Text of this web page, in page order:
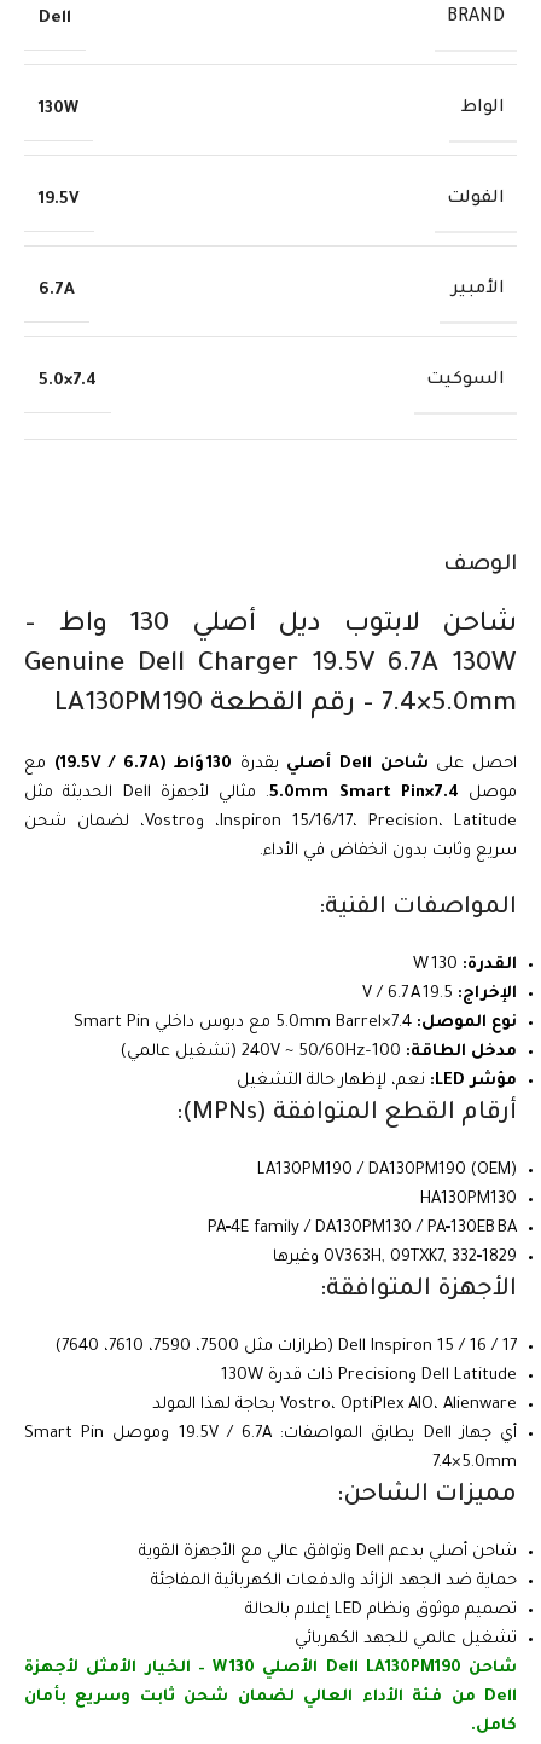
الوصف
شاحن لابتوب ديل أصلي 130 واط –
Genuine Dell Charger 19.5V 6.7A 130W
7.4×5.0mm – رقم القطعة LA130PM190
احصل على شاحن Dell أصلي بقدرة 130 وَاط (19.5V / 6.7A)
مع
موصل 7.4×5.0mm Smart Pin
. مثالي لأجهزة Dell الحديثة مثل
Inspiron 15/16/17، Precision، Latitude، وVostro، لضمان شحن
سريع وثابت بدون انخفاض في الأداء.
المواصفات الفنية:
القدرة:
الإخراج:
نوع الموصل:
مدخل الطاقة:
مؤشر LED:
نعم، لإظهار حالة التشغيل
أرقام القطع المتوافقة (MPNs):
LA130PM190 / DA130PM190 (OEM)
HA130PM130
PA‑4E family / DA130PM130 / PA‑130EB BA
0V363H, 09TXK7, 332‑1829 وغيرها
الأجهزة المتوافقة:
Dell Inspiron 15 / 16 / 17 (طرازات مثل 7500، 7590، 7610، 7640)
Dell Latitude وPrecision ذات قدرة 130W
Vostro، OptiPlex AIO، Alienware بحاجة لهذا المولد
أي جهاز Dell يطابق المواصفات: 19.5V / 6.7A وموصل Smart Pin
7.4×5.0mm
مميزات الشاحن:
شاحن أصلي بدعم Dell وتوافق عالي مع الأجهزة القوية
حماية ضد الجهد الزائد والدفعات الكهربائية المفاجئة
تصميم موثوق ونظام LED إعلام بالحالة
تشغيل عالمي للجهد الكهربائي
شاحن Dell LA130PM190 الأصلي 130 W – الخيار الأمثل لأجهزة
Dell من فئة الأداء العالي لضمان شحن ثابت وسريع بأمان
كامل.
BRAND
Dell
الواط 130W
الفولت 19.5V
الأمبير 6.7A
السوكيت 7.4×5.0